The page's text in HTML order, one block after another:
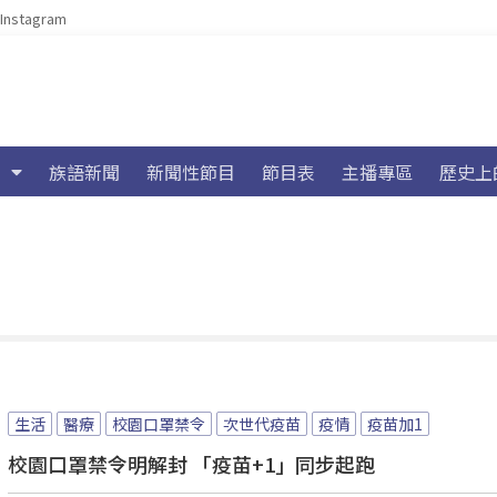
Instagram
族語新聞 新聞性節目 節目表 主播專區 歷史
生活 醫療 校園口罩禁令 次世代疫苗 疫情 疫苗加1
校園口罩禁令明解封 「疫苗+1」同步起跑